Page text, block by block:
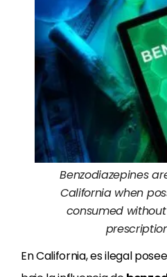
Benzodiazepines
California when
consumed
En California, es ilegal